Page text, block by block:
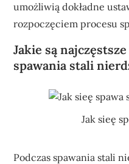
umożliwią dokładne
rozpoczęciem procesu
Jakie są
spawania stali
Jak sieę
Podczas spawania stali